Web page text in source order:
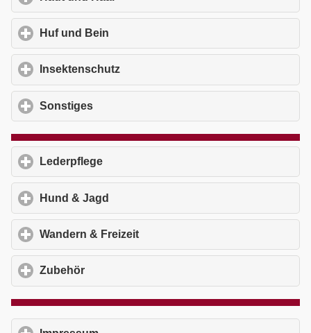
Huf und Bein
Insektenschutz
Sonstiges
Lederpflege
Hund & Jagd
Wandern & Freizeit
Zubehör